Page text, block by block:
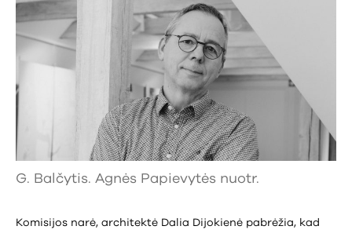
G. Balčytis. Agnės Papievytės nuotr.
Komisijos narė, architektė Dalia Dijokienė pabrėžia, kad